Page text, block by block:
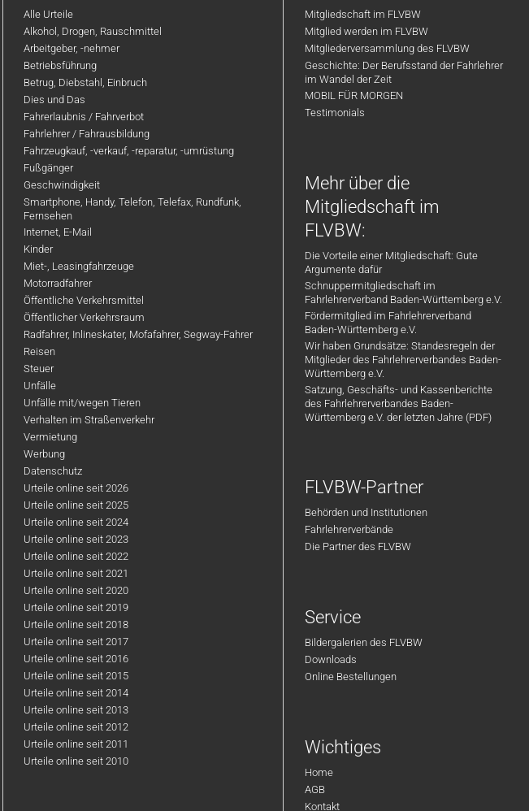
Alle Urteile
Alkohol, Drogen, Rauschmittel
Arbeitgeber, -nehmer
Betriebsführung
Betrug, Diebstahl, Einbruch
Dies und Das
Fahrerlaubnis / Fahrverbot
Fahrlehrer / Fahrausbildung
Fahrzeugkauf, -verkauf, -reparatur, -umrüstung
Fußgänger
Geschwindigkeit
Smartphone, Handy, Telefon, Telefax, Rundfunk,
Fernsehen
Internet, E-Mail
Kinder
Miet-, Leasingfahrzeuge
Motorradfahrer
Öffentliche Verkehrsmittel
Öffentlicher Verkehrsraum
Radfahrer, Inlineskater, Mofafahrer, Segway-Fahrer
Reisen
Steuer
Unfälle
Unfälle mit/wegen Tieren
Verhalten im Straßenverkehr
Vermietung
Werbung
Datenschutz
Urteile online seit 2026
Urteile online seit 2025
Urteile online seit 2024
Urteile online seit 2023
Urteile online seit 2022
Urteile online seit 2021
Urteile online seit 2020
Urteile online seit 2019
Urteile online seit 2018
Urteile online seit 2017
Urteile online seit 2016
Urteile online seit 2015
Urteile online seit 2014
Urteile online seit 2013
Urteile online seit 2012
Urteile online seit 2011
Urteile online seit 2010
Mitgliedschaft im FLVBW
Mitglied werden im FLVBW
Mitgliederversammlung des FLVBW
Geschichte: Der Berufsstand der Fahrlehrer
im Wandel der Zeit
MOBIL FÜR MORGEN
Testimonials
Mehr über die
Mitgliedschaft im
FLVBW:
Die Vorteile einer Mitgliedschaft: Gute
Argumente dafür
Schnuppermitgliedschaft im
Fahrlehrerverband Baden-Württemberg e.V.
Fördermitglied im Fahrlehrerverband
Baden-Württemberg e.V.
Wir haben Grundsätze: Standesregeln der
Mitglieder des Fahrlehrerverbandes Baden-
Württemberg e.V.
Satzung, Geschäfts- und Kassenberichte
des Fahrlehrerverbandes Baden-
Württemberg e.V. der letzten Jahre (PDF)
FLVBW-Partner
Behörden und Institutionen
Fahrlehrerverbände
Die Partner des FLVBW
Service
Bildergalerien des FLVBW
Downloads
Online Bestellungen
Wichtiges
Home
AGB
Kontakt